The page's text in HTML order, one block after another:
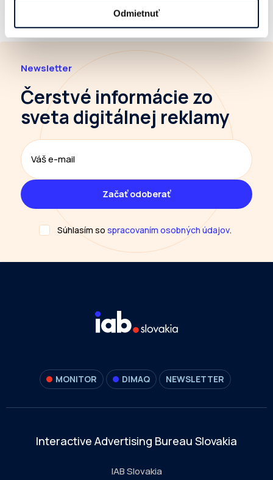
Odmietnuť
Newsletter
Čerstvé informáciezo
sveta digitálnej reklamy
Súhlasím sospracovaním osobných údajov.
MONITOR DIMAQ NEWSLETTER
Interactive Advertising Bureau Slovakia
IAB Slovakia